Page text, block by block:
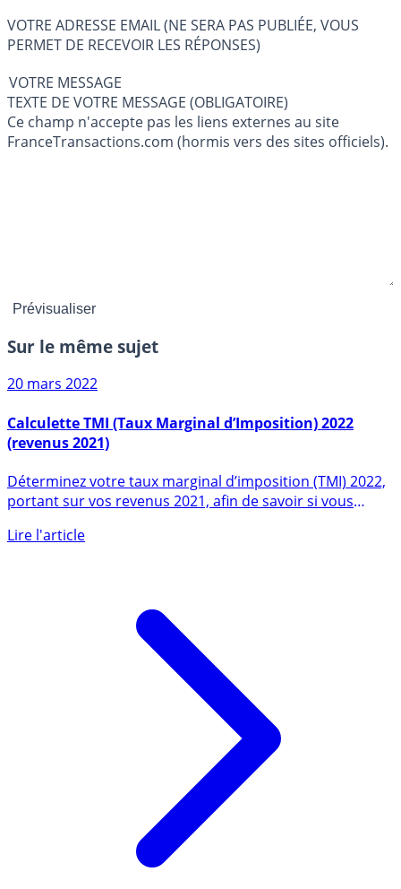
VOTRE ADRESSE EMAIL (NE SERA PAS PUBLIÉE, VOUS
PERMET DE RECEVOIR LES RÉPONSES)
VOTRE MESSAGE
TEXTE DE VOTRE MESSAGE (OBLIGATOIRE)
Ce champ n'accepte pas les liens externes au site
FranceTransactions.com (hormis vers des sites officiels).
Sur le même sujet
20 mars 2022
(revenus 2021)
portant sur vos revenus 2021, afin de savoir si vous